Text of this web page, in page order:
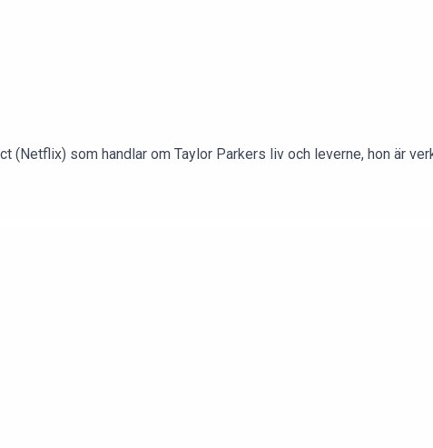
(Netflix) som handlar om Taylor Parkers liv och leverne, hon är